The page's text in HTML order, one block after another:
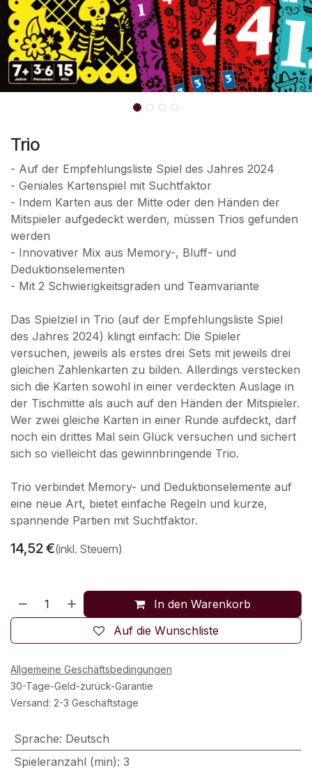
Trio
- Auf der Empfehlungsliste Spiel des Jahres 2024
- Geniales Kartenspiel mit Suchtfaktor
- Indem Karten aus der Mitte oder den Händen der
Mitspieler aufgedeckt werden, müssen Trios gefunden
werden
- Innovativer Mix aus Memory-, Bluff- und
Deduktionselementen
- Mit 2 Schwierigkeitsgraden und Teamvariante
Das Spielziel in Trio (auf der Empfehlungsliste Spiel
des Jahres 2024) klingt einfach: Die Spieler
versuchen, jeweils als erstes drei Sets mit jeweils drei
gleichen Zahlenkarten zu bilden. Allerdings verstecken
sich die Karten sowohl in einer verdeckten Auslage in
der Tischmitte als auch auf den Händen der Mitspieler.
Wer zwei gleiche Karten in einer Runde aufdeckt, darf
noch ein drittes Mal sein Glück versuchen und sichert
sich so vielleicht das gewinnbringende Trio.
Trio verbindet Memory- und Deduktionselemente auf
eine neue Art, bietet einfache Regeln und kurze,
spannende Partien mit Suchtfaktor.
14,52€(inkl. Steuern)
In den Warenkorb
Auf die Wunschliste
Allgemeine Geschäftsbedingungen
30-Tage-Geld-zurück-Garantie
Versand: 2-3 Geschäftstage
Sprache: Deutsch
Spieleranzahl (min): 3